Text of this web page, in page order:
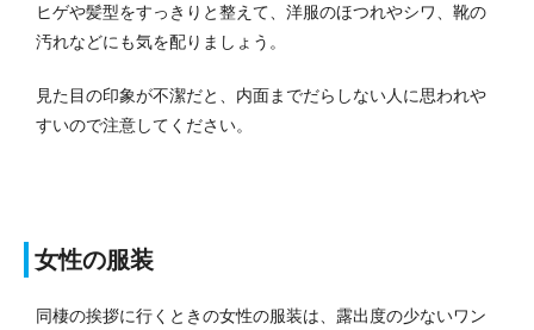
ヒゲや髪型をすっきりと整えて、洋服のほつれやシワ、靴の
汚れなどにも気を配りましょう。
見た目の印象が不潔だと、内面までだらしない人に思われや
すいので注意してください。
女性の服装
同棲の挨拶に行くときの女性の服装は、露出度の少ないワン